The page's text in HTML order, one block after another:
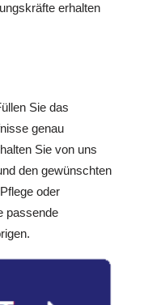
erhalten
Sie das
genau
Sie von uns
den gewünschten
oder
passende